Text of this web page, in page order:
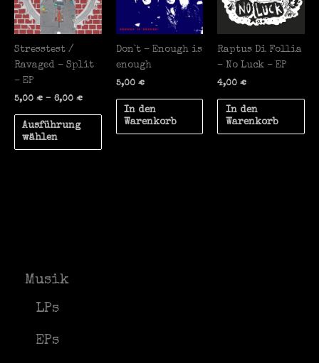
Musik
LPs
EPs
Stresstest /
Ravaged – Split
– EP
5,00 € – 6,00 €Preisspanne:
Ausführung
wählen
Dieses
Produkt
weist
Don`t – Enough is
enough
5,00 €
In den
Warenkorb
Raptus Di Follia
– No Luck – EP
4,00€
In den
Warenkorb